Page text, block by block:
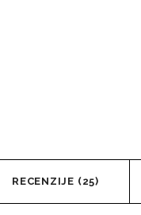
RECENZIJE (25)